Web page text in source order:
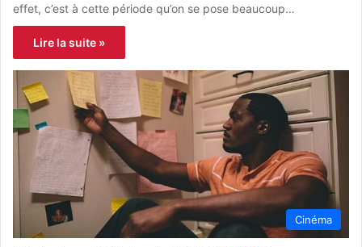
effet, c’est à cette période qu’on se pose beaucoup…
Lire la suite »
Cinéma